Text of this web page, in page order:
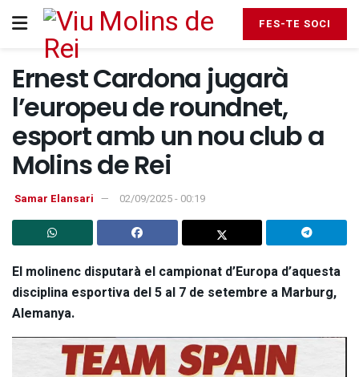
FES-TE SOCI
Ernest Cardona jugarà
l’europeu de roundnet,
esport amb un nou club a
Molins de Rei
Samar Elansari 02/09/2025 - 00:19
El molinenc disputarà el campionat d’Europa d’aquesta
disciplina esportiva del 5 al 7 de setembre a Marburg,
Alemanya.